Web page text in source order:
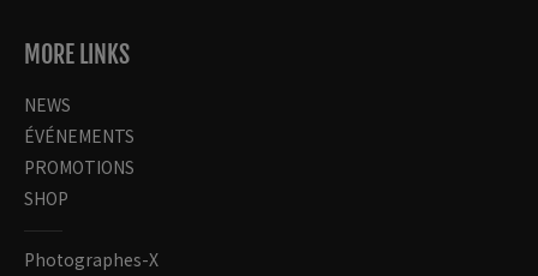
MORE LINKS
NEWS
ÉVÉNEMENTS
PROMOTIONS
SHOP
Photographes-X